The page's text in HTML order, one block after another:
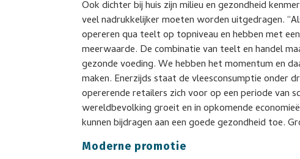
Ook dichter bij huis zijn milieu en gezondheid
veel nadrukkelijker moeten worden uitgedragen.
opereren qua teelt op topniveau en hebben met
meerwaarde. De combinatie van teelt en handel
gezonde voeding. We hebben het momentum en
maken. Enerzijds staat de vleesconsumptie onder
opererende retailers zich voor op een periode van
wereldbevolking groeit en in opkomende
kunnen bijdragen aan een goede gezondheid toe.
Moderne promotie